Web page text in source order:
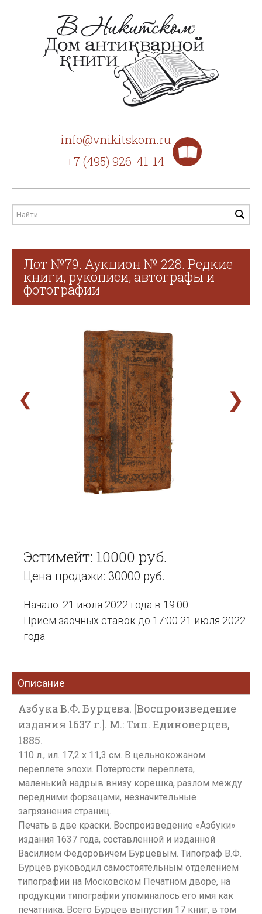
info@vnikitskom.ru
+7 (495) 926-41-14
Лот №79. Аукцион № 228. Редкие
книги, рукописи, автографы и
фотографии
❮ ❯
Эстимейт: 10000 руб.
Цена продажи: 30000 руб.
Начало: 21 июля 2022 года в 19:00
Прием заочных ставок до 17:00 21 июля 2022
года
Описание
Азбука В.Ф. Бурцева. [Воспроизведение
издания 1637 г.]. М.: Тип. Единоверцев,
1885.
110 л., ил. 17,2 х 11,3 см. В цельнокожаном
переплете эпохи. Потертости переплета,
маленький надрыв внизу корешка, разлом между
передними форзацами, незначительные
загрязнения страниц.
Печать в две краски. Воспроизведение «Азбуки»
издания 1637 года, составленной и изданной
Василием Федоровичем Бурцевым. Типограф В.Ф.
Бурцев руководил самостоятельным отделением
типографии на Московском Печатном дворе, на
продукции типографии упоминалось его имя как
печатника. Всего Бурцев выпустил 17 книг, в том